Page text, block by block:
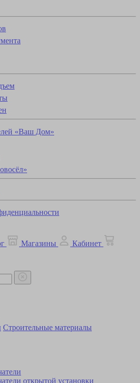
«Ваш Дом»
Магазины
Кабинет
Строительные материалы
открытой установки